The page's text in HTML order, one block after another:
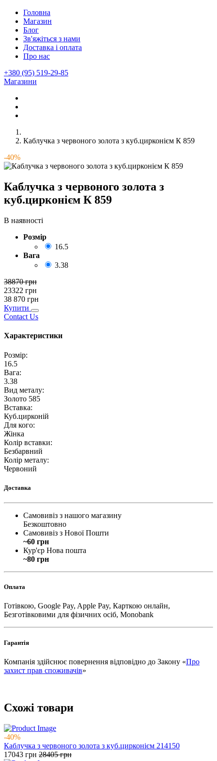
Головна
Магазин
Блог
Зв'яжіться з нами
Доставка і оплата
Про нас
+380 (95) 519-29-85
Магазини
Каблучка з червоного золота з куб.цирконієм К 859
-40%
Каблучка з червоного золота з
куб.цирконієм К 859
В наявності
Розмір
16.5
Вага
3.38
38870грн
23322 грн
38 870 грн
Купити
Contact Us
Характеристики
Розмір:
16.5
Вага:
3.38
Вид металу:
Золото 585
Вставка:
Куб.цирконій
Для кого:
Жінка
Колір вставки:
Безбарвний
Колір металу:
Червоний
Доставка
Самовивіз з нашого магазину
Безкоштовно
Самовивіз з Нової Пошти
~60 грн
Кур'єр Нова пошта
~80 грн
Оплата
Готівкою, Google Pay, Apple Pay, Карткою онлайн,
Безготівковими для фізичних осіб, Monobank
Гарантія
Компанія здійснює повернення відповідно до Закону «Про
захист прав споживачів»
Схожі товари
-40%
Каблучка з червоного золота з куб.цирконієм 214150
17043 грн 28405грн